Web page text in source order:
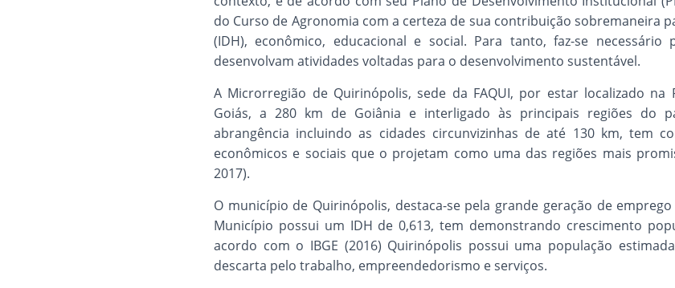
do Curso de Agronomia com a certeza de sua contribuição sobremaneira
(IDH), econômico, educacional e social. Para tanto, faz-se necessário
desenvolvam atividades voltadas para o desenvolvimento sustentável.
A Microrregião de Quirinópolis, sede da FAQUI, por estar localizado na
Goiás, a 280 km de Goiânia e interligado às principais regiões do
abrangência incluindo as cidades circunvizinhas de até 130 km, tem
econômicos e sociais que o projetam como uma das regiões mais
2017).
O município de Quirinópolis, destaca-se pela grande geração de
Município possui um IDH de 0,613, tem demonstrando crescimento
acordo com o IBGE (2016) Quirinópolis possui uma população
descarta pelo trabalho, empreendedorismo e serviços.